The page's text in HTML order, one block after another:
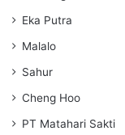
Eka Putra
Malalo
Sahur
Cheng Hoo
PT Matahari Sakti